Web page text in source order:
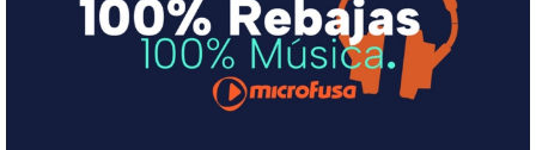
Slinky Regular 10-46
Caoba
Precio
habitual
339,00 €
Entrega en 1-2 días